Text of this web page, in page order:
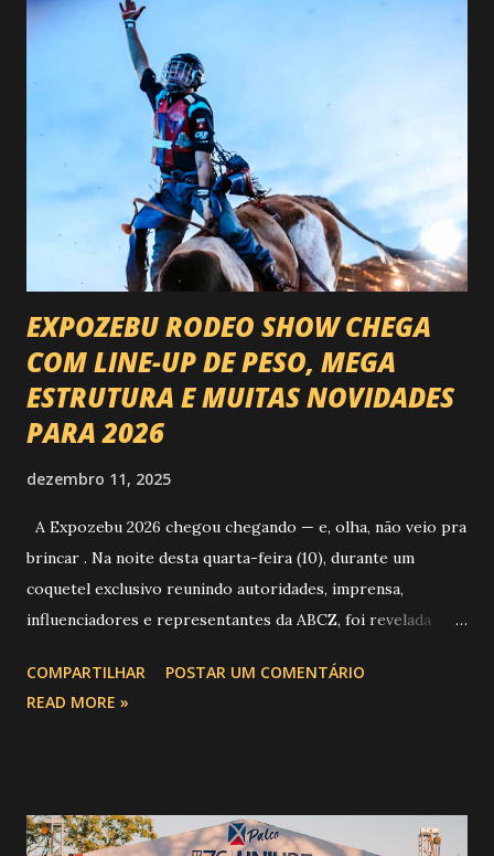
EXPOZEBU RODEO SHOW CHEGA
COM LINE-UP DE PESO, MEGA
ESTRUTURA E MUITAS NOVIDADES
PARA 2026
dezembro 11, 2025
A Expozebu 2026 chegou chegando — e, olha, não veio pra
brincar . Na noite desta quarta-feira (10), durante um
coquetel exclusivo reunindo autoridades, imprensa,
influenciadores e representantes da ABCZ, foi revelada
festa : a chegada do Campeonato de Montarias em Touros
do Circuito Rancho Primavera (CRP) , a maior companhia de
impacto é tão grande que o evento até mudou de nome:
COMPARTILHAR
POSTAR UM COMENTÁRIO
READ MORE »